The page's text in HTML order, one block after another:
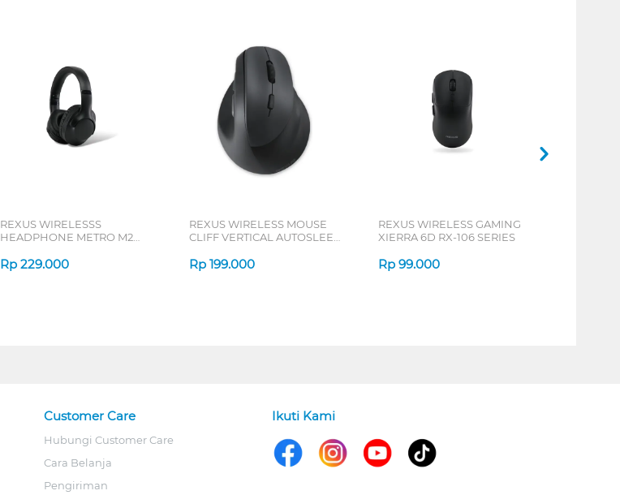
REXUS WIRELESSS
HEADPHONE METRO M2
Rp 229.000
REXUS WIRELESS MOUSE
CLIFF VERTICAL AUTOSLEEP
Rp 199.000
REXUS WIRELESS GAMING
XIERRA 6D RX-106 SERIES
Rp 99.000
Customer Care
Hubungi Customer Care
Cara Belanja
Pengiriman
Ikuti Kami